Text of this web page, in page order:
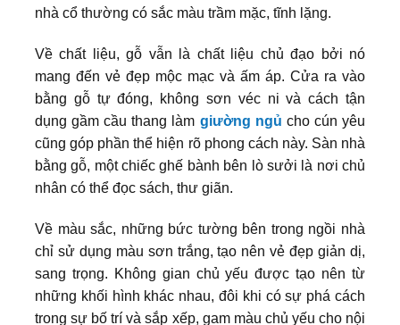
nhà cổ thường có sắc màu trầm mặc, tĩnh lặng.
Về chất liệu, gỗ vẫn là chất liệu chủ đạo bởi nó
mang đến vẻ đẹp mộc mạc và ấm áp. Cửa ra vào
bằng gỗ tự đóng, không sơn véc ni và cách tận
dụng gầm cầu thang làm giường ngủ cho cún yêu
cũng góp phần thể hiện rõ phong cách này. Sàn nhà
bằng gỗ, một chiếc ghế bành bên lò sưởi là nơi chủ
nhân có thể đọc sách, thư giãn.
Về màu sắc, những bức tường bên trong ngồi nhà
chỉ sử dụng màu sơn trắng, tạo nên vẻ đẹp giản dị,
sang trọng. Không gian chủ yếu được tạo nên từ
những khối hình khác nhau, đôi khi có sự phá cách
trong sự bố trí và sắp xếp, gam màu chủ yếu cho nội